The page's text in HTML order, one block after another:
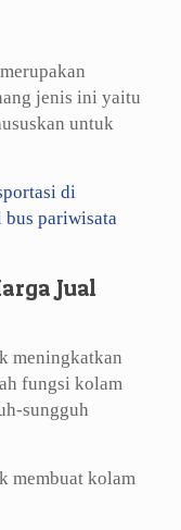
jenis ini yaitu
untuk
di
bus pariwisata
Jual
meningkatkan
fungsi kolam
sungguh
membuat kolam